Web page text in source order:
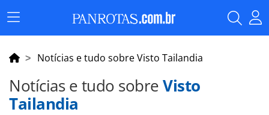
Menu
Principal
Notícias e tudo sobre Visto Tailandia
Notícias e tudo sobreVisto
Tailandia